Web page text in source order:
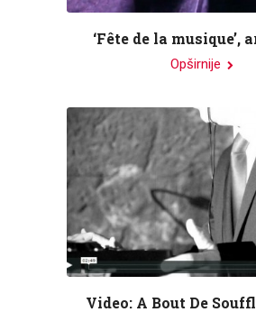
‘Fête de la musique’,
Opširnije
Video: A Bout De